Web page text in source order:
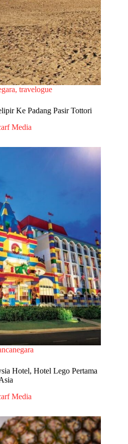
, travelogue
Ke Padang Pasir Tottori
Media
Hotel, Hotel Lego Pertama
Media